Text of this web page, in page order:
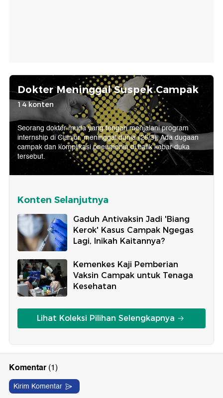
Dokter Meninggal Suspek Campak
14 konten
Seorang dokter muda yang tengah menjalani program
internship di Cianjur, meninggal dunia (26/3). Ada dugaan
campak dan komplikasi pneumonia di balik kabar duka
tersebut.
Konten Selanjutnya
Gaduh Antivaksin Jadi 'Biang
Kerok' Kasus Campak Ngegas
Lagi, Inikah Kaitannya?
Kemenkes Kaji Pemberian
Vaksin Campak untuk Tenaga
Kesehatan
Lihat Koleksi Pilihan Selengkapnya